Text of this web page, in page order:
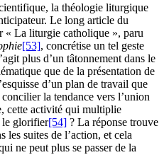
la théologie liturgique
Le long article du
« La liturgie catholique », paru
[53], concrétise un tel geste
plus d’un tâtonnement dans le
que de la présentation de
d’un plan de travail que
la tendance vers l’union
cette activité qui multiplie
le glorifier[54] ? La réponse trouve
les suites de l’action, et cela
ne peut plus se passer de la